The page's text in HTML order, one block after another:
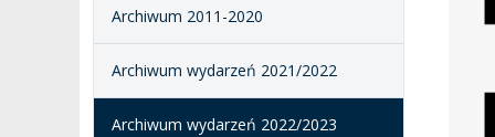
BRANDBOOK
PENDERECKI ACADEMY
Archiwum 2011-2020
Archiwum wydarzeń 2021/2022
Archiwum wydarzeń 2022/2023